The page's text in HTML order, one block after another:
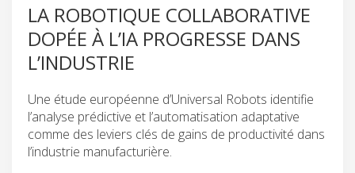
LA ROBOTIQUE COLLABORATIVE
DOPÉE À L’IA PROGRESSE DANS
L’INDUSTRIE
Une étude européenne d’Universal Robots identifie
l’analyse prédictive et l’automatisation adaptative
comme des leviers clés de gains de productivité dans
l’industrie manufacturière.